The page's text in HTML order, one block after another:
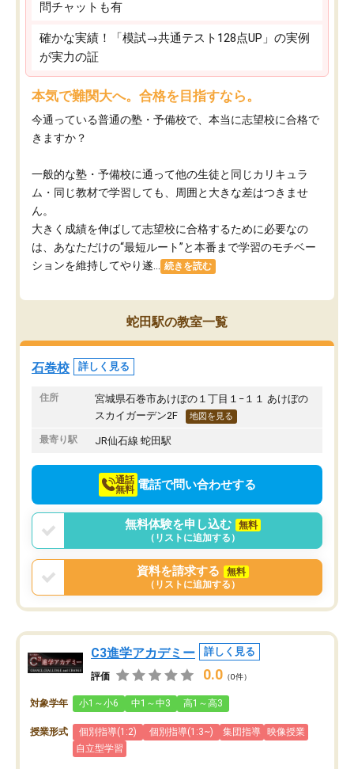
問チャットも有
確かな実績！「模試→共通テスト128点UP」の実例
が実力の証
本気で難関大へ。合格を目指すなら。
今通っている普通の塾・予備校で、本当に志望校に合格で
きますか？
一般的な塾・予備校に通って他の生徒と同じカリキュラ
ム・同じ教材で学習しても、周囲と大きな差はつきませ
ん。
大きく成績を伸ばして志望校に合格するために必要なの
は、あなただけの“最短ルート”と本番まで学習のモチベー
ションを維持してやり遂...
続きを読む
蛇田駅の教室一覧
石巻校 詳しく見る
住所
宮城県石巻市あけぼの１丁目１−１１ あけぼの
スカイガーデン2F
地図を見る
最寄り駅 JR仙石線 蛇田駅
通話
無料 電話で問い合わせする
無料体験を申し込む
無料
（リストに追加する）
資料を請求する
無料
（リストに追加する）
C3進学アカデミー 詳しく見る
評価 0.0 （0件）
対象学年 小1～小6 中1～中3 高1～高3
授業形式 個別指導(1:2) 個別指導(1:3~) 集団指導
映像授業
自立型学習